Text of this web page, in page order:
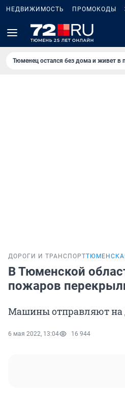
НЕДВИЖИМОСТЬ ПРОМОКОДЫ
Тюменец остался без дома и живет в
ДОРОГИ И ТРАНСПОРТ
В Тюменской
пожаров
Машины отправляют на
6 мая 2022, 13:04 16 944